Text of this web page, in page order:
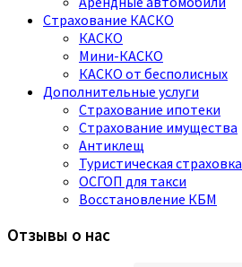
Страхование КАСКО
КАСКО
Мини-КАСКО
КАСКО от бесполисных
Дополнительные услуги
Страхование ипотеки
Страхование имущества
Антиклещ
Туристическая страховка
ОСГОП для такси
Восстановление КБМ
Отзывы о нас